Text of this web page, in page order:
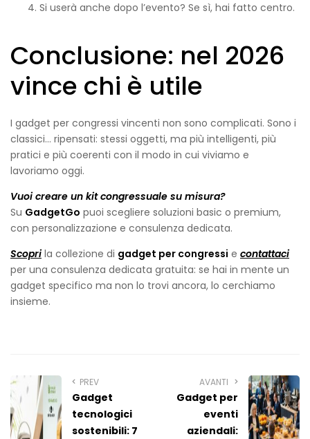
Si userà anche dopo l’evento? Se sì, hai fatto centro.
Conclusione: nel 2026
vince chi è utile
I gadget per congressi vincenti non sono complicati. Sono i
classici… ripensati: stessi oggetti, ma più intelligenti, più
pratici e più coerenti con il modo in cui viviamo e
lavoriamo oggi.
Vuoi creare un kit congressuale su misura?
Su GadgetGo puoi scegliere soluzioni basic o premium,
con personalizzazione e consulenza dedicata.
Scoprila collezione di gadget per congressi e contattaci
per una consulenza dedicata gratuita: se hai in mente un
gadget specifico ma non lo trovi ancora, lo cerchiamo
insieme.
PREV
Gadget
tecnologici
sostenibili: 7
AVANTI
Gadget per
eventi
aziendali: